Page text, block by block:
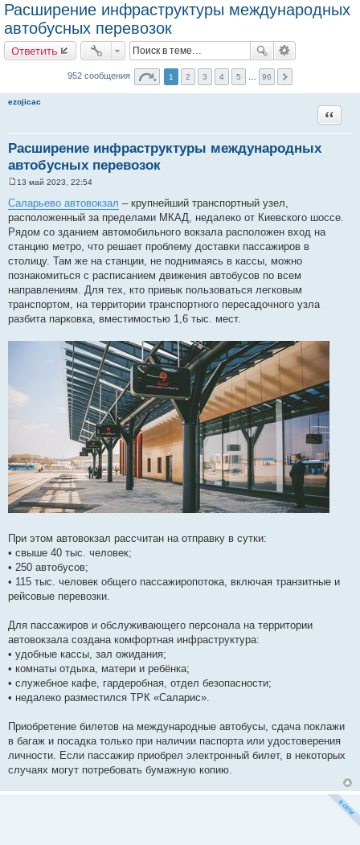
Расширение инфраструктуры международных
автобусных перевозок
Ответить
952 сообщения 1 2 3 4 5 96
ezojicac
Расширение инфраструктуры международных
автобусных перевозок
Цитата
о
б
е
н
е
13 май 2023, 22:54
Саларьево автовокзал – крупнейший транспортный узел,
расположенный за пределами МКАД, недалеко от Киевского шоссе.
Рядом со зданием автомобильного вокзала расположен вход на
станцию метро, что решает проблему доставки пассажиров в
столицу. Там же на станции, не поднимаясь в кассы, можно
познакомиться с расписанием движения автобусов по всем
направлениям. Для тех, кто привык пользоваться легковым
транспортом, на территории транспортного пересадочного узла
разбита парковка, вместимостью 1,6 тыс. мест.
При этом автовокзал рассчитан на отправку в сутки:
• свыше 40 тыс. человек;
• 250 автобусов;
• 115 тыс. человек общего пассажиропотока, включая транзитные и
рейсовые перевозки.
Для пассажиров и обслуживающего персонала на территории
автовокзала создана комфортная инфраструктура:
• удобные кассы, зал ожидания;
• комнаты отдыха, матери и ребёнка;
• служебное кафе, гардеробная, отдел безопасности;
• недалеко разместился ТРК «Саларис».
Приобретение билетов на международные автобусы, сдача поклажи
в багаж и посадка только при наличии паспорта или удостоверения
личности. Если пассажир приобрел электронный билет, в некоторых
случаях могут потребовать бумажную копию.